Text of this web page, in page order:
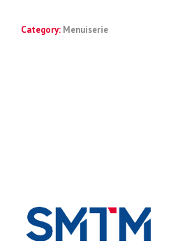
Category: Menuiserie